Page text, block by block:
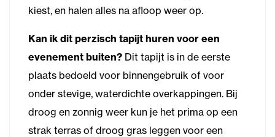
kiest, en halen alles na afloop weer op.
Kan ik dit perzisch tapijt huren voor een
evenement buiten? Dit tapijt is in de eerste
plaats bedoeld voor binnengebruik of voor
onder stevige, waterdichte overkappingen. Bij
droog en zonnig weer kun je het prima op een
strak terras of droog gras leggen voor een